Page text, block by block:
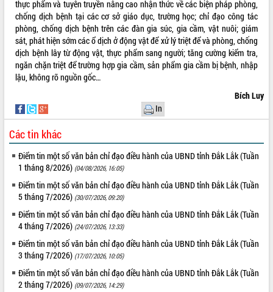
trong Khu kinh tế Nam Phú Yên
Hòn Yến phát triển du lịch gắn với bảo
tồn biển
Lấy ý kiến điều chỉnh Quy hoạch tỉnh
Đắk Lắk thời kỳ 2021-2030, tầm nhìn
đến năm 2050
giải phóng mặt bằng Tuyến đường bộ
ven biển
Đắk Lắk nỗ lực thúc đẩy tăng trưởng
kinh tế từ 10% trở lên trong Quý
II/2026
Đắk Lắk ký kết thỏa thuận hợp tác về
chuyển đổi số giai đoạn 2026 – 2030
với Tập đoàn Bưu chính Viễn thông
Việt Nam
Thứ trưởng Bộ Y tế làm việc với tỉnh
Đắk Lắk về phát triển nhân lực y tế
cho trạm y tế cấp xã
du khách thông qua Hệ thống cơ sở dữ
liệu và Bản đồ số
thực phẩm và tuyên truyền nâng cao nhận thức về các biện pháp phòng,
chống dịch bệnh tại các cơ sở giáo dục, trường học; chỉ đạo công tác
phòng, chống dịch bệnh trên các đàn gia súc, gia cầm, vật nuôi; giám
sát, phát hiện sớm các ổ dịch ở động vật để xử lý triệt để và phòng, chống
dịch bệnh lây từ động vật, thực phẩm sang người; tăng cường kiểm tra,
ngăn chặn triệt để trường hợp gia cầm, sản phẩm gia cầm bị bệnh, nhập
lậu, không rõ nguồn gốc…
Bích Luy
In
Các tin khác
Điểm tin một số văn bản chỉ đạo điều hành của UBND tỉnh Đắk Lắk (Tuần
1 tháng 8/2026) (04/08/2026, 16:05)
Điểm tin một số văn bản chỉ đạo điều hành của UBND tỉnh Đắk Lắk (Tuần
5 tháng 7/2026) (30/07/2026, 09:20)
Điểm tin một số văn bản chỉ đạo điều hành của UBND tỉnh Đắk Lắk (Tuần
4 tháng 7/2026) (24/07/2026, 13:33)
Điểm tin một số văn bản chỉ đạo điều hành của UBND tỉnh Đắk Lắk (Tuần
3 tháng 7/2026) (17/07/2026, 10:05)
Điểm tin một số văn bản chỉ đạo điều hành của UBND tỉnh Đắk Lắk (Tuần
2 tháng 7/2026) (09/07/2026, 14:29)